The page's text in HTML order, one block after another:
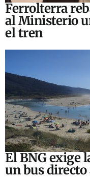
Ferrolterra
al Ministerio
el tren
El BNG exige
un bus directo